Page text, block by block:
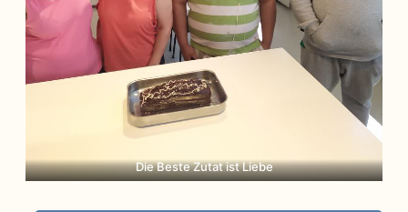
Die Beste Zutat ist Liebe